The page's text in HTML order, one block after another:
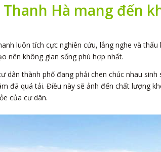
Hà mang đến
luôn tích cực nghiên cứu, lắng nghe và
nên không gian sống phù hợp nhất.
dân thành phố đang phải chen chúc nhau
đã quá tải. Điều này sẽ ảnh đến chất lượng
của cư dân.